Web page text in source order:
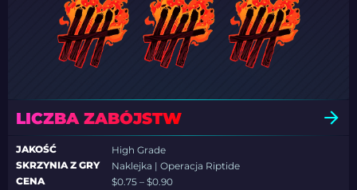
LICZBA ZABÓJSTW
JAKOŚĆ
High Grade
SKRZYNIA Z GRY
Naklejka | Operacja Riptide
CENA
$0.75 – $0.90